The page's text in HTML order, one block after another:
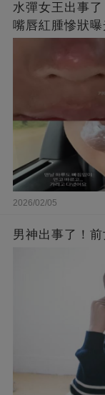
水彈女王出事
嘴唇紅腫慘狀曝
2026/02/05
男神出事了！